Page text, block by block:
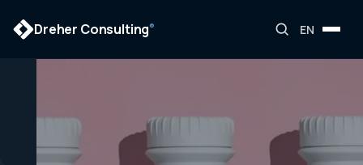
Dreher Consulting® EN